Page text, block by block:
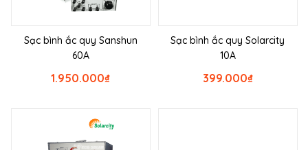
Sạc bình ắc quy Sanshun
60A
₫
1.950.000
Sạc bình ắc quy Solarcity
10A
₫
399.000